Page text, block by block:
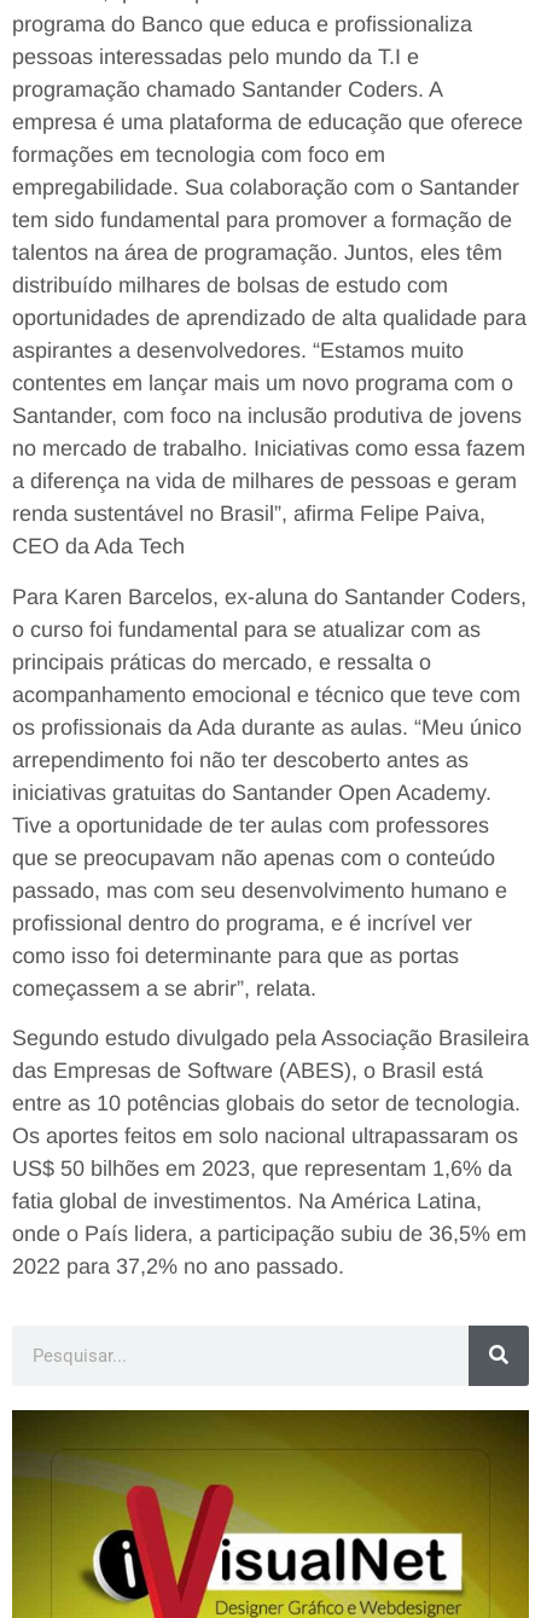
programa do Banco que educa e profissionaliza
pessoas interessadas pelo mundo da T.I e
programação chamado Santander Coders. A
empresa é uma plataforma de educação que oferece
formações em tecnologia com foco em
empregabilidade. Sua colaboração com o Santander
tem sido fundamental para promover a formação de
talentos na área de programação. Juntos, eles têm
distribuído milhares de bolsas de estudo com
oportunidades de aprendizado de alta qualidade para
aspirantes a desenvolvedores. “Estamos muito
contentes em lançar mais um novo programa com o
Santander, com foco na inclusão produtiva de jovens
no mercado de trabalho. Iniciativas como essa fazem
a diferença na vida de milhares de pessoas e geram
renda sustentável no Brasil”, afirma Felipe Paiva,
CEO da Ada Tech
Para Karen Barcelos, ex-aluna do Santander Coders,
o curso foi fundamental para se atualizar com as
principais práticas do mercado, e ressalta o
acompanhamento emocional e técnico que teve com
os profissionais da Ada durante as aulas. “Meu único
arrependimento foi não ter descoberto antes as
iniciativas gratuitas do Santander Open Academy.
Tive a oportunidade de ter aulas com professores
que se preocupavam não apenas com o conteúdo
passado, mas com seu desenvolvimento humano e
profissional dentro do programa, e é incrível ver
como isso foi determinante para que as portas
começassem a se abrir”, relata.
Segundo estudo divulgado pela Associação Brasileira
das Empresas de Software (ABES), o Brasil está
entre as 10 potências globais do setor de tecnologia.
Os aportes feitos em solo nacional ultrapassaram os
US$ 50 bilhões em 2023, que representam 1,6% da
fatia global de investimentos. Na América Latina,
onde o País lidera, a participação subiu de 36,5% em
2022 para 37,2% no ano passado.